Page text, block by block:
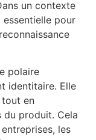
un contexte
pour
polaire
identitaire. Elle
tout en
du produit. Cela
les